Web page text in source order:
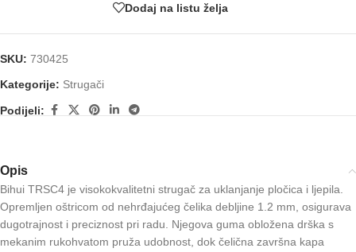
Dodaj na listu želja
SKU: 730425
Kategorije: Strugači
Podijeli:
Opis
Bihui TRSC4 je visokokvalitetni strugač za uklanjanje pločica i ljepila.
Opremljen oštricom od nehrđajućeg čelika debljine 1.2 mm, osigurava
dugotrajnost i preciznost pri radu. Njegova guma obložena drška s
mekanim rukohvatom pruža udobnost, dok čelična završna kapa